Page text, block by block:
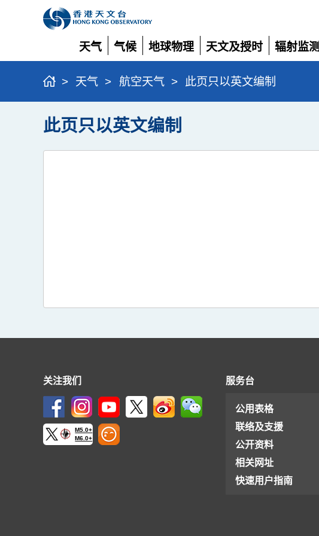
天气
展
开
气候
展
开
地球物理
展
开
天文及授时
展
开
辐射监测
展
开
> 天气 > 航空天气 > 此页只以英文编制
此页只以英文编制
关注我们
M5.0+
M6.0+
服务台
公用表格
联络及支援
公开资料
相关网址
快速用户指南